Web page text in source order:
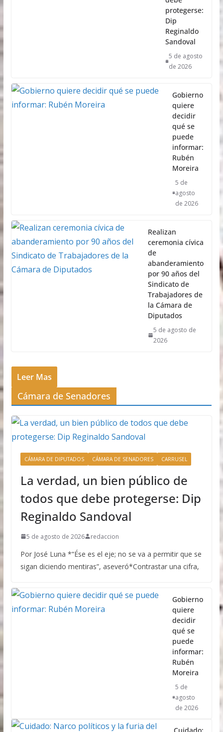
protegerse:
Dip
Reginaldo
Sandoval
5 de agosto
de 2026
Gobierno
quiere
decidir
qué se
puede
informar:
Rubén
Moreira
5 de
agosto
de 2026
Realizan
ceremonia cívica
de
abanderamiento
por 90 años del
Sindicato de
Trabajadores de
la Cámara de
Diputados
5 de agosto de
2026
Leer Mas
Cámara de Senadores
CÁMARA DE DIPUTADOS CÁMARA DE SENADORES CARRUSEL
La verdad, un bien público de
todos que debe protegerse: Dip
Reginaldo Sandoval
5 de agosto de 2026 redaccion
Por José Luna *“Ése es el eje; no se va a permitir que se
sigan diciendo mentiras”, aseveró*Contrastar una cifra,
Gobierno
quiere
decidir
qué se
puede
informar:
Rubén
Moreira
5 de
agosto
de 2026
Cuidado: